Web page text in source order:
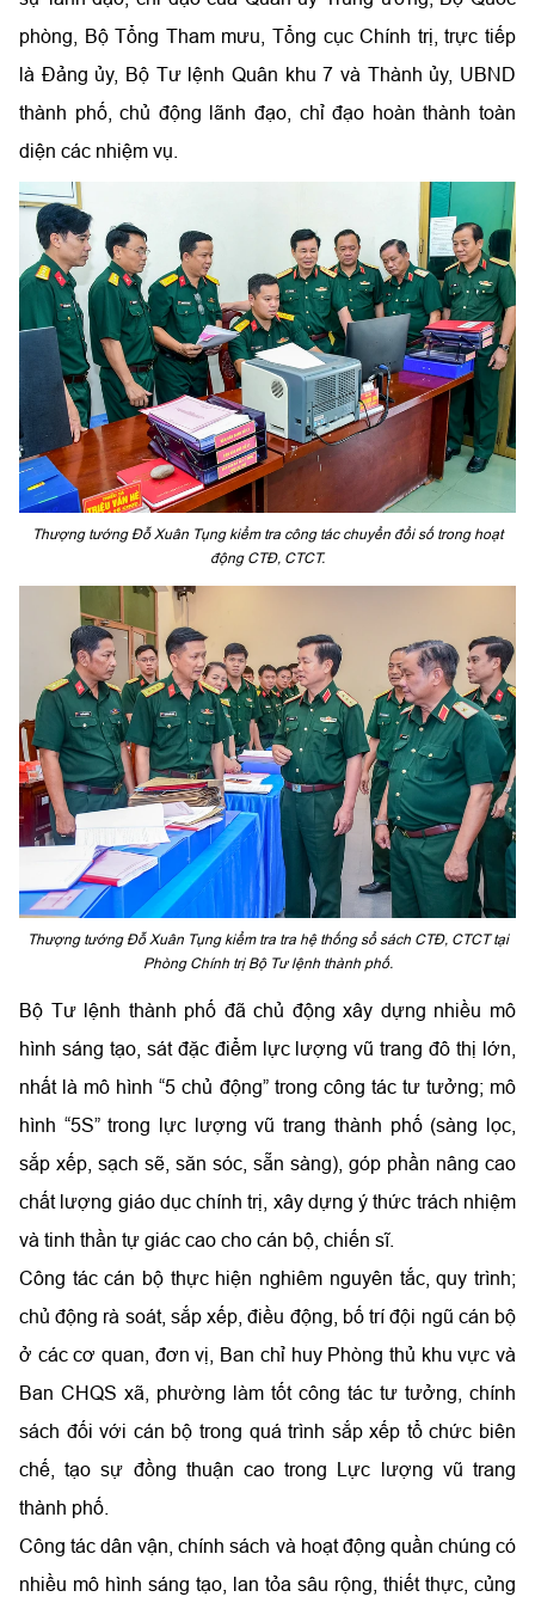
phòng, Bộ Tổng Tham mưu, Tổng cục Chính trị, trực tiếp
là Đảng ủy, Bộ Tư lệnh Quân khu 7 và Thành ủy, UBND
thành phố, chủ động lãnh đạo, chỉ đạo hoàn thành toàn
diện các nhiệm vụ.
Thượng tướng Đỗ Xuân Tụng kiểm tra công tác chuyển đổi số trong hoạt
động CTĐ, CTCT.
Thượng tướng Đỗ Xuân Tụng kiểm tra tra hệ thống sổ sách CTĐ, CTCT tại
Phòng Chính trị Bộ Tư lệnh thành phố.
Bộ Tư lệnh thành phố đã chủ động xây dựng nhiều mô
hình sáng tạo, sát đặc điểm lực lượng vũ trang đô thị lớn,
nhất là mô hình “5 chủ động” trong công tác tư tưởng; mô
hình “5S” trong lực lượng vũ trang thành phố (sàng lọc,
sắp xếp, sạch sẽ, săn sóc, sẵn sàng), góp phần nâng cao
chất lượng giáo dục chính trị, xây dựng ý thức trách nhiệm
và tinh thần tự giác cao cho cán bộ, chiến sĩ.
Công tác cán bộ thực hiện nghiêm nguyên tắc, quy trình;
chủ động rà soát, sắp xếp, điều động, bố trí đội ngũ cán bộ
ở các cơ quan, đơn vị, Ban chỉ huy Phòng thủ khu vực và
Ban CHQS xã, phường làm tốt công tác tư tưởng, chính
sách đối với cán bộ trong quá trình sắp xếp tổ chức biên
chế, tạo sự đồng thuận cao trong Lực lượng vũ trang
thành phố.
Công tác dân vận, chính sách và hoạt động quần chúng có
nhiều mô hình sáng tạo, lan tỏa sâu rộng, thiết thực, củng